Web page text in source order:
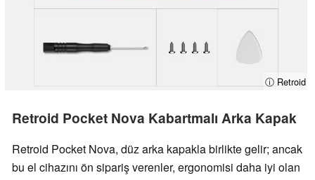
ⓘ Retroid
Retroid Pocket Nova Kabartmalı Arka Kapak
Retroid Pocket Nova, düz arka kapakla birlikte gelir; ancak
bu el cihazını ön sipariş verenler, ergonomisi daha iyi olan